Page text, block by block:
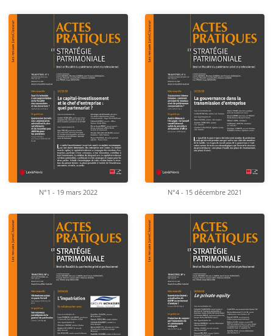
N°1 - 19 mars 2022 N°4 - 15 décembre 2021